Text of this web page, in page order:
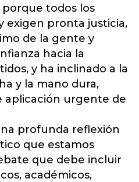
todos los
exigen pronta justicia,
de la gente y
hacia la
y ha inclinado a la
y la mano dura,
aplicación urgente de
profunda reflexión
que estamos
que debe incluir
académicos,